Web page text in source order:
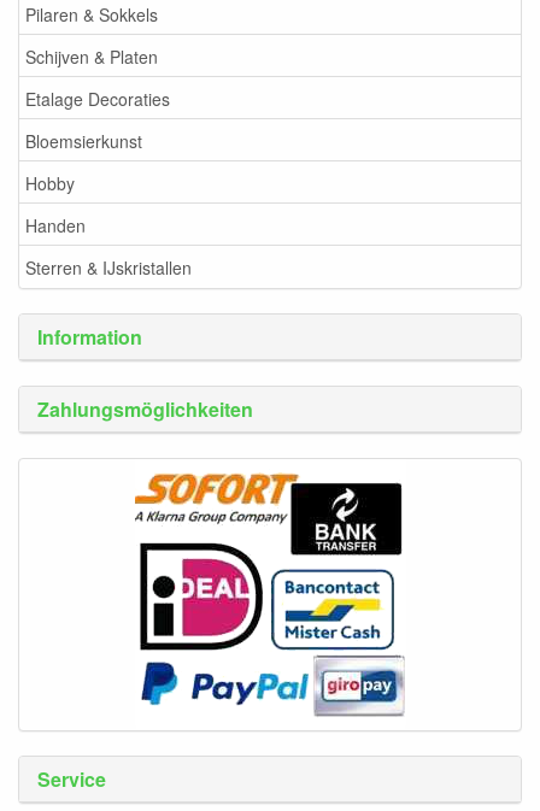
Pilaren & Sokkels
Schijven & Platen
Etalage Decoraties
Bloemsierkunst
Hobby
Handen
Sterren & IJskristallen
Information
Zahlungsmöglichkeiten
Service